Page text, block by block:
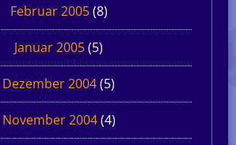
Februar 2005(8)
Januar 2005(5)
Dezember 2004(5)
November 2004(4)